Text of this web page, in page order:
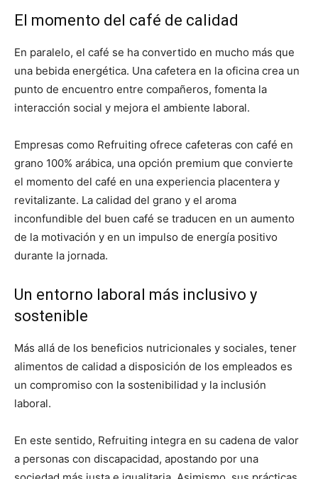
El momento del café de calidad
En paralelo, el café se ha convertido en mucho más que
una bebida energética. Una cafetera en la oficina crea un
punto de encuentro entre compañeros, fomenta la
interacción social y mejora el ambiente laboral.
Empresas como Refruiting ofrece cafeteras con café en
grano 100% arábica, una opción premium que convierte
el momento del café en una experiencia placentera y
revitalizante. La calidad del grano y el aroma
inconfundible del buen café se traducen en un aumento
de la motivación y en un impulso de energía positivo
durante la jornada.
Un entorno laboral más inclusivo y
sostenible
Más allá de los beneficios nutricionales y sociales, tener
alimentos de calidad a disposición de los empleados es
un compromiso con la sostenibilidad y la inclusión
laboral.
En este sentido, Refruiting integra en su cadena de valor
a personas con discapacidad, apostando por una